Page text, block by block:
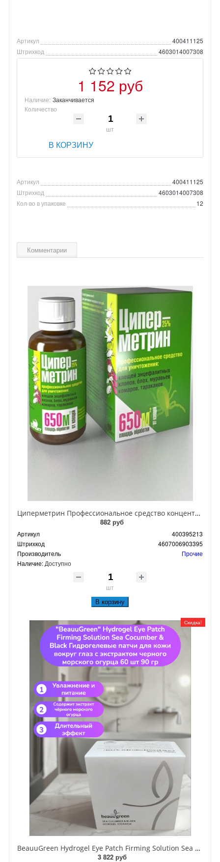
Артикул
400411125
Штрихкод
4603014007308
1 152 руб
Наличие: Заканчивается
Количество
шт
В КОРЗИНУ
Артикул
400411125
Штрихкод
4603014007308
Кол-во в упаковке
12
Комментарии
Циперметрин Профессиональное средство концентрат эмульсии 25% для уничтожения тараканов, мух,комаров, блох, клопов, муравьев, ос 50 мл
882 руб
Артикул
400395213
Штрихкод
4607006903395
Производитель
Прочие
Наличие: Доступно
шт
В корзину
Скидка!
BeauuGreen Hydrogel Eye Patch Firming Solution Sea Cocumber & Black Гидрогелевые патчи для кожи вокруг глаз с экстрактом черного морского огурца 60 шт 90 гр
3 822 руб